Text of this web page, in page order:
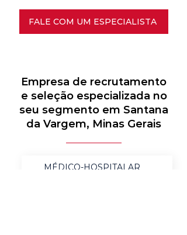
FALE COM UM ESPECIALISTA
Empresa de recrutamento
e seleção especializada no
seu segmento em Santana
da Vargem, Minas Gerais
MÉDICO-HOSPITALAR